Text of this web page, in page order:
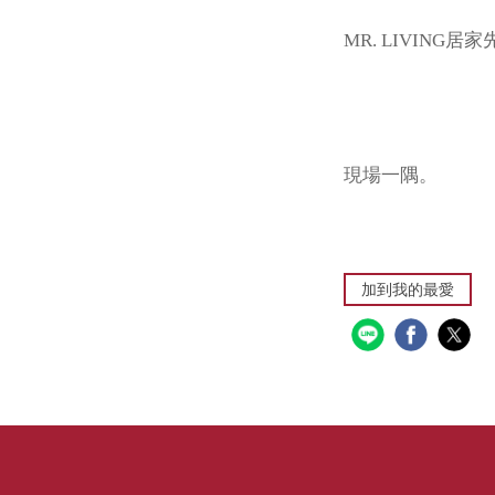
MR. LIVING居家
現場一隅。
加到我的最愛